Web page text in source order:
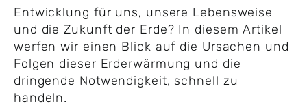
Entwicklung für uns, unsere Lebensweise
und die Zukunft der Erde? In diesem Artikel
werfen wir einen Blick auf die Ursachen und
Folgen dieser Erderwärmung und die
dringende Notwendigkeit, schnell zu
handeln.